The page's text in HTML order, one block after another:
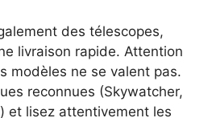
des télescopes,
livraison rapide. Attention
modèles ne se valent pas.
reconnues (Skywatcher,
et lisez attentivement les